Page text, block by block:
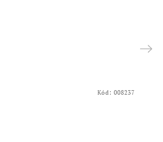
Kód: 008237
Next